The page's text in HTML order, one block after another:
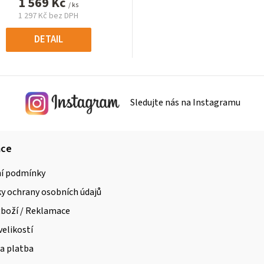
/ ks
1 297 Kč bez DPH
Měrná
cena:
DETAIL
Sledujte nás na Instagramu
podmínky
ochrany osobních údajů
/ Reklamace
platba